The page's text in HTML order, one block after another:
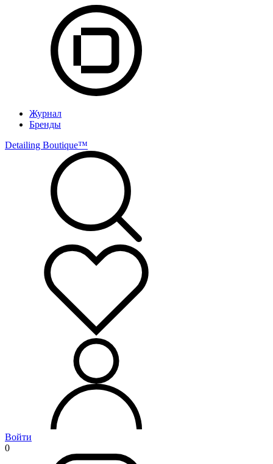
Журнал
Бренды
Detailing Boutique™️
Войти
0